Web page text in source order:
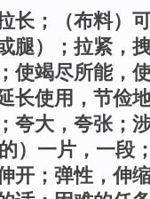
长；（布料）
腿）；拉紧，
使竭尽所能，
长使用，节俭
夸大，夸张；
）一片，一段
开；弹性，伸